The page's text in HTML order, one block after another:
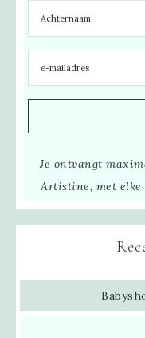
Je ontvangt
Artistine, met elke